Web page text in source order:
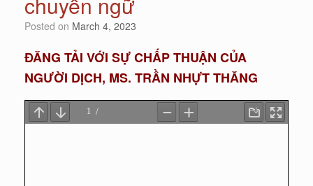
Posted on March 4, 2023
ĐĂNG TẢI VỚI SỰ CHẤP THUẬN CỦA
NGƯỜI DỊCH, MS. TRẦN NHỰT THĂNG